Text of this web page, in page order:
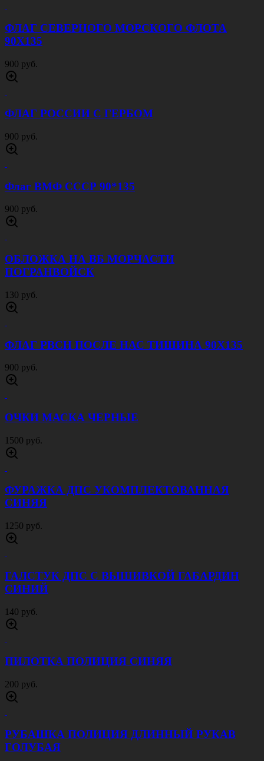
ФЛАГ СЕВЕРНОГО МОРСКОГО ФЛОТА
90Х135
900 руб.
ФЛАГ РОССИИ С ГЕРБОМ
900 руб.
Флаг ВМФ СССР 90*135
900 руб.
ОБЛОЖКА НА ВБ МОРЧАСТИ
ПОГРАНВОЙСК
130 руб.
ФЛАГ РВСН ПОСЛЕ НАС ТИШИНА 90Х135
900 руб.
ОЧКИ МАСКА ЧЕРНЫЕ
1500 руб.
ФУРАЖКА ДПС УКОМПЛЕКТОВАННАЯ
СИНЯЯ
1250 руб.
ГАЛСТУК ДПС С ВЫШИВКОЙ ГАБАРДИН
СИНИЙ
140 руб.
ПИЛОТКА ПОЛИЦИЯ СИНЯЯ
200 руб.
РУБАШКА ПОЛИЦИЯ ДЛИННЫЙ РУКАВ
ГОЛУБАЯ